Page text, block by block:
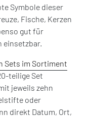
Symbole dieser
Fische, Kerzen
gut für
Sets im Sortiment
teilige Set
jeweils zehn
oder
direkt Datum, Ort,